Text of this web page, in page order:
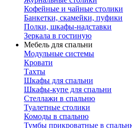
Кофейные и чайные столики
Банкетки, скамейки, пуфики
Полки, шкафы-надставки
Зеркала в гостиную
Мебель для спальни
Модульные системы
Кровати
Тахты
Шкафы для спальни
Шкафы-купе для спальни
Стеллажи в спальню
Туалетные столики
Комоды в спальню
Тумбы прикроватные в